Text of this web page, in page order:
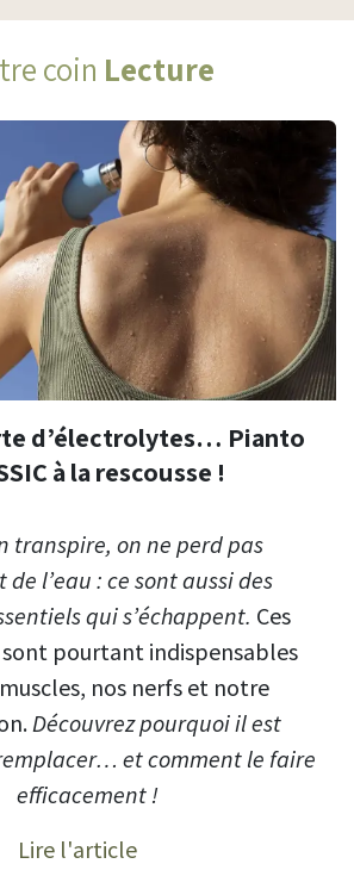
coin Lecture
d’électrolytes… Pianto
à la rescousse !
transpire, on ne perd pas
l’eau : ce sont aussi des
qui s’échappent. Ces
pourtant indispensables
nos nerfs et notre
Découvrez pourquoi il est
et comment le faire
efficacement !
Lire l'article